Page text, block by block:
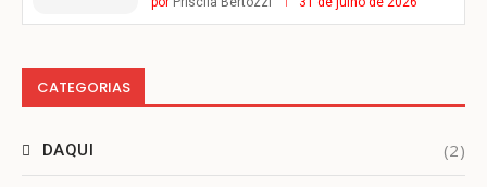
CATEGORIAS
DAQUI (2)